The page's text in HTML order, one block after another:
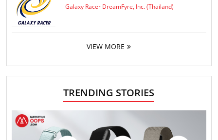
Galaxy Racer DreamFyre, Inc. (Thailand)
VIEW MORE
TRENDING STORIES